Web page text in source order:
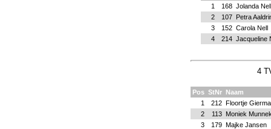
1
168 Jolanda Nell
2
107
Petra
3
152 Carola Nell
4
214 Jacqueline
4
Pos StNr
Naam
1
212 Floortje
2
113
Moniek
3
179 Majke Jansen